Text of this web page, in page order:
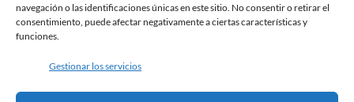
navegación o las identificaciones únicas en este sitio. No consentir o retirar el
consentimiento, puede afectar negativamente a ciertas características y
funciones.
Gestionar los servicios
la
página
producto
INFORMACIÓN DE INTERÉS
Política de Privacidad
Política de Cookies